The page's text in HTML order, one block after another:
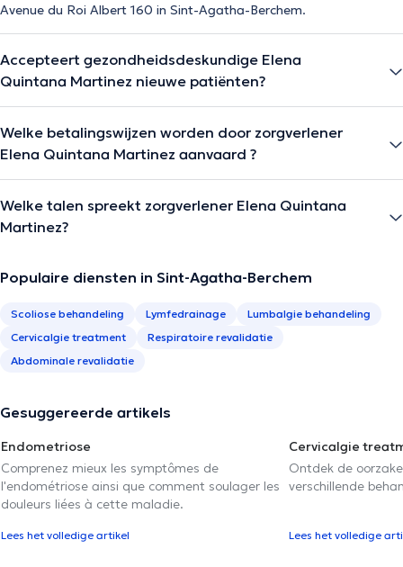
Avenue du Roi Albert 160 in Sint-Agatha-Berchem.
Accepteert gezondheidsdeskundige Elena
Quintana Martinez nieuwe patiënten?
Welke betalingswijzen worden door zorgverlener
Elena Quintana Martinez aanvaard ?
Welke talen spreekt zorgverlener Elena Quintana
Martinez?
Populaire diensten in Sint-Agatha-Berchem
Scoliose behandeling Lymfedrainage
Lumbalgie behandeling
Cervicalgie treatment
Respiratoire revalidatie
Abdominale revalidatie
Gesuggereerde artikels
Endometriose
Comprenez mieux les symptômes de
l'endométriose ainsi que comment soulager les
douleurs liées à cette maladie.
Lees het volledige artikel
Cervicalgie
Ontdek de
verschillende
Lees het volledige